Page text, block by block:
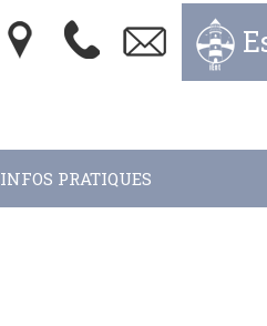
INFOS PRATIQUES